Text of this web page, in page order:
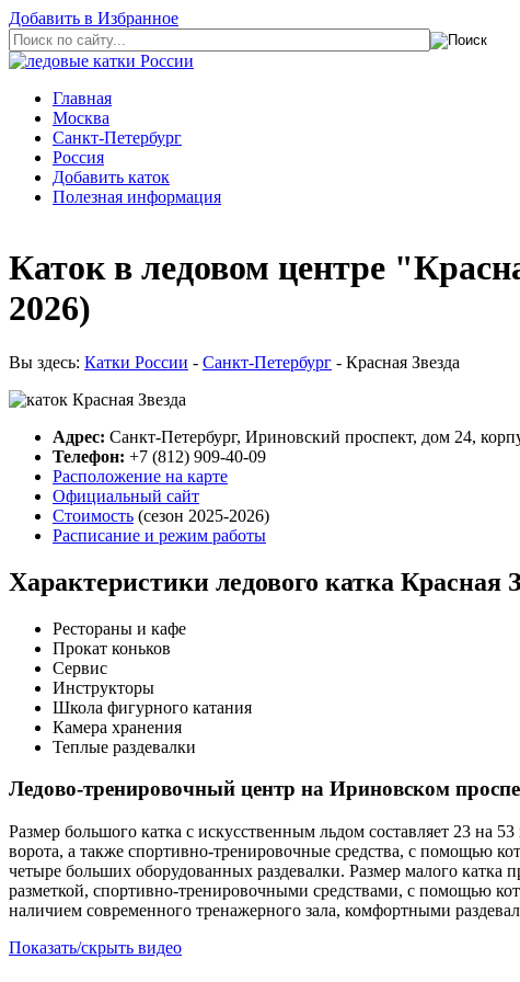
Добавить в Избранное
Главная
Москва
Санкт-Петербург
Россия
Добавить каток
Полезная информация
Каток в ледовом центре
2026)
Вы здесь: Катки России - Санкт-Петербург - Красная Звезда
Адрес: Санкт-Петербург, Ириновский проспект, дом 24,
Телефон: +7 (812) 909-40-09
Расположение на карте
Официальный сайт
Стоимость (сезон 2025-2026)
Расписание и режим работы
Характеристики ледового катка Красная
Рестораны и кафе
Прокат коньков
Сервис
Инструкторы
Школа фигурного катания
Камера хранения
Теплые раздевалки
Ледово-тренировочный центр на Ириновском
Размер большого катка с искусственным льдом составляет 23 на
ворота, а также спортивно-тренировочные средства, с помощью
четыре больших оборудованных раздевалки. Размер малого
разметкой, спортивно-тренировочными средствами, с помощью
наличием современного тренажерного зала, комфортными
Показать/скрыть видео